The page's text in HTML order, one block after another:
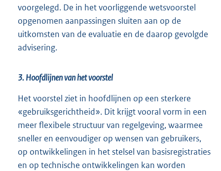
voorgelegd. De in het voorliggende wetsvoorstel
opgenomen aanpassingen sluiten aan op de
uitkomsten van de evaluatie en de daarop gevolgde
advisering.
3. Hoofdlijnen van het voorstel
Het voorstel ziet in hoofdlijnen op een sterkere
«gebruiksgerichtheid». Dit krijgt vooral vorm in een
meer flexibele structuur van regelgeving, waarmee
sneller en eenvoudiger op wensen van gebruikers,
op ontwikkelingen in het stelsel van basisregistraties
en op technische ontwikkelingen kan worden